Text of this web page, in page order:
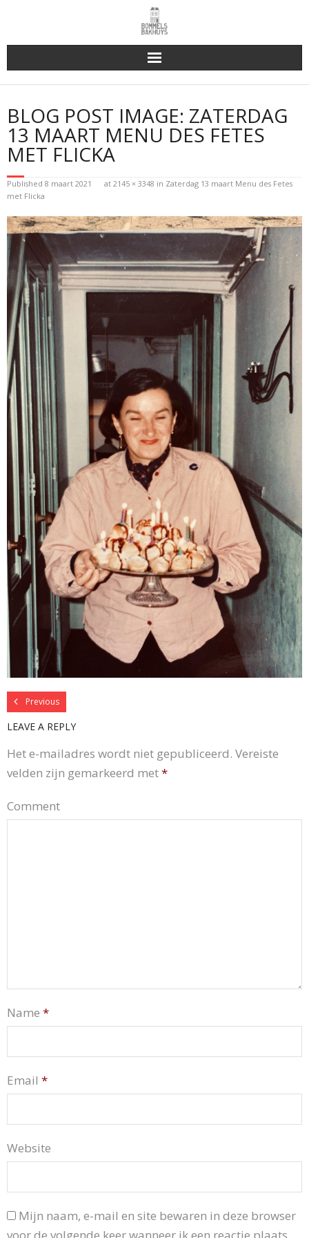
Bakhuys Buiten, verleden heden toekomst
Reserveren & Bestellen
Bommels Buiten
Contact
BLOG POST IMAGE: ZATERDAG
13 MAART MENU DES FETES
MET FLICKA
Published 8 maart 2021 at 2145 × 3348 in Zaterdag 13 maart Menu des Fetes
met Flicka
Previous
LEAVE A REPLY
Het e-mailadres wordt niet gepubliceerd. Vereiste
velden zijn gemarkeerd met*
Comment
Name *
Email *
Website
Mijn naam, e-mail en site bewaren in deze browser